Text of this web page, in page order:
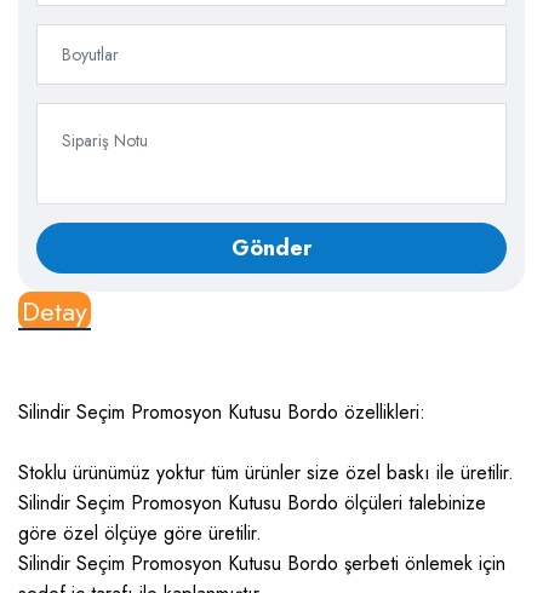
Detay
Silindir Seçim Promosyon Kutusu Bordo özellikleri:
Stoklu ürünümüz yoktur tüm ürünler size özel baskı ile üretilir.
Silindir Seçim Promosyon Kutusu Bordo ölçüleri talebinize
göre özel ölçüye göre üretilir.
Silindir Seçim Promosyon Kutusu Bordo şerbeti önlemek için